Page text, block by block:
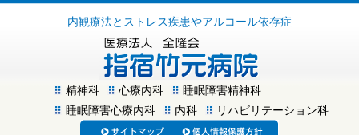
内観療法とストレス疾患やアルコール依存症
精神科 心療内科
睡眠障害精神科
睡眠障害心療内科
内科 リハビリテーション科